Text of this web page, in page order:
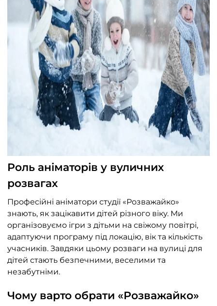
Роль аніматорів у вуличних
розвагах
Професійні аніматори студії «Розважайко»
знають, як зацікавити дітей різного віку. Ми
організовуємо ігри з дітьми на свіжому повітрі,
адаптуючи програму під локацію, вік та кількість
учасників. Завдяки цьому розваги на вулиці для
дітей стають безпечними, веселими та
незабутніми.
Чому варто обрати «Розважайко»